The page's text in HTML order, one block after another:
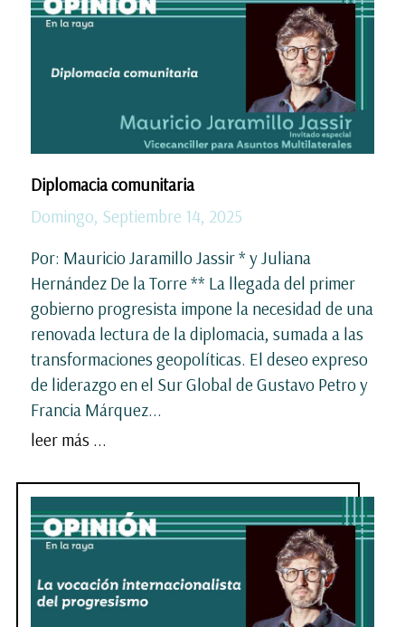
Diplomacia comunitaria
Domingo, Septiembre 14, 2025
Por: Mauricio Jaramillo Jassir * y Juliana
Hernández De la Torre ** La llegada del primer
gobierno progresista impone la necesidad de una
renovada lectura de la diplomacia, sumada a las
transformaciones geopolíticas. El deseo expreso
de liderazgo en el Sur Global de Gustavo Petro y
Francia Márquez...
leer más ...